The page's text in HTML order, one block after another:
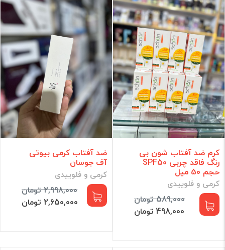
کرم ضد آفتاب شون بی
رنگ فاقد چربی SPF50
حجم 50 میل
کرمی و فلوییدی
589,000 تومان
498,000 تومان
ضد آفتاب کرمی بیوتی
آف جوسان
کرمی و فلوییدی
2,998,000 تومان
2,650,000 تومان